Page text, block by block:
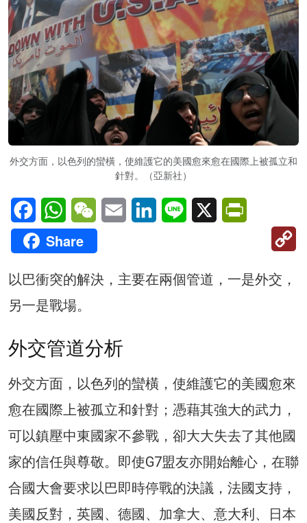
外交方面，以色列的蠻橫，使維護它的美國愈來愈在國際上被孤立和
針對。（亞新社）
FacebookWhatsAppWeChatEmail LinkedInLine X
Share
以巴衝突的解決，主要在兩個管道，一是外交，
另一是戰場。
外交管道分析
外交方面，以色列的蠻橫，使維護它的美國愈來
愈在國際上被孤立和針對；憑藉其強大的武力，
可以鎮壓中東國家不參戰，卻大大失去了其他國
家的信任與尊敬。即使G7盟友亦開始離心，在聯
合國大會要求以巴即時停戰的決議，法國支持，
美國反對，英國、德國、加拿大、意大利、日本